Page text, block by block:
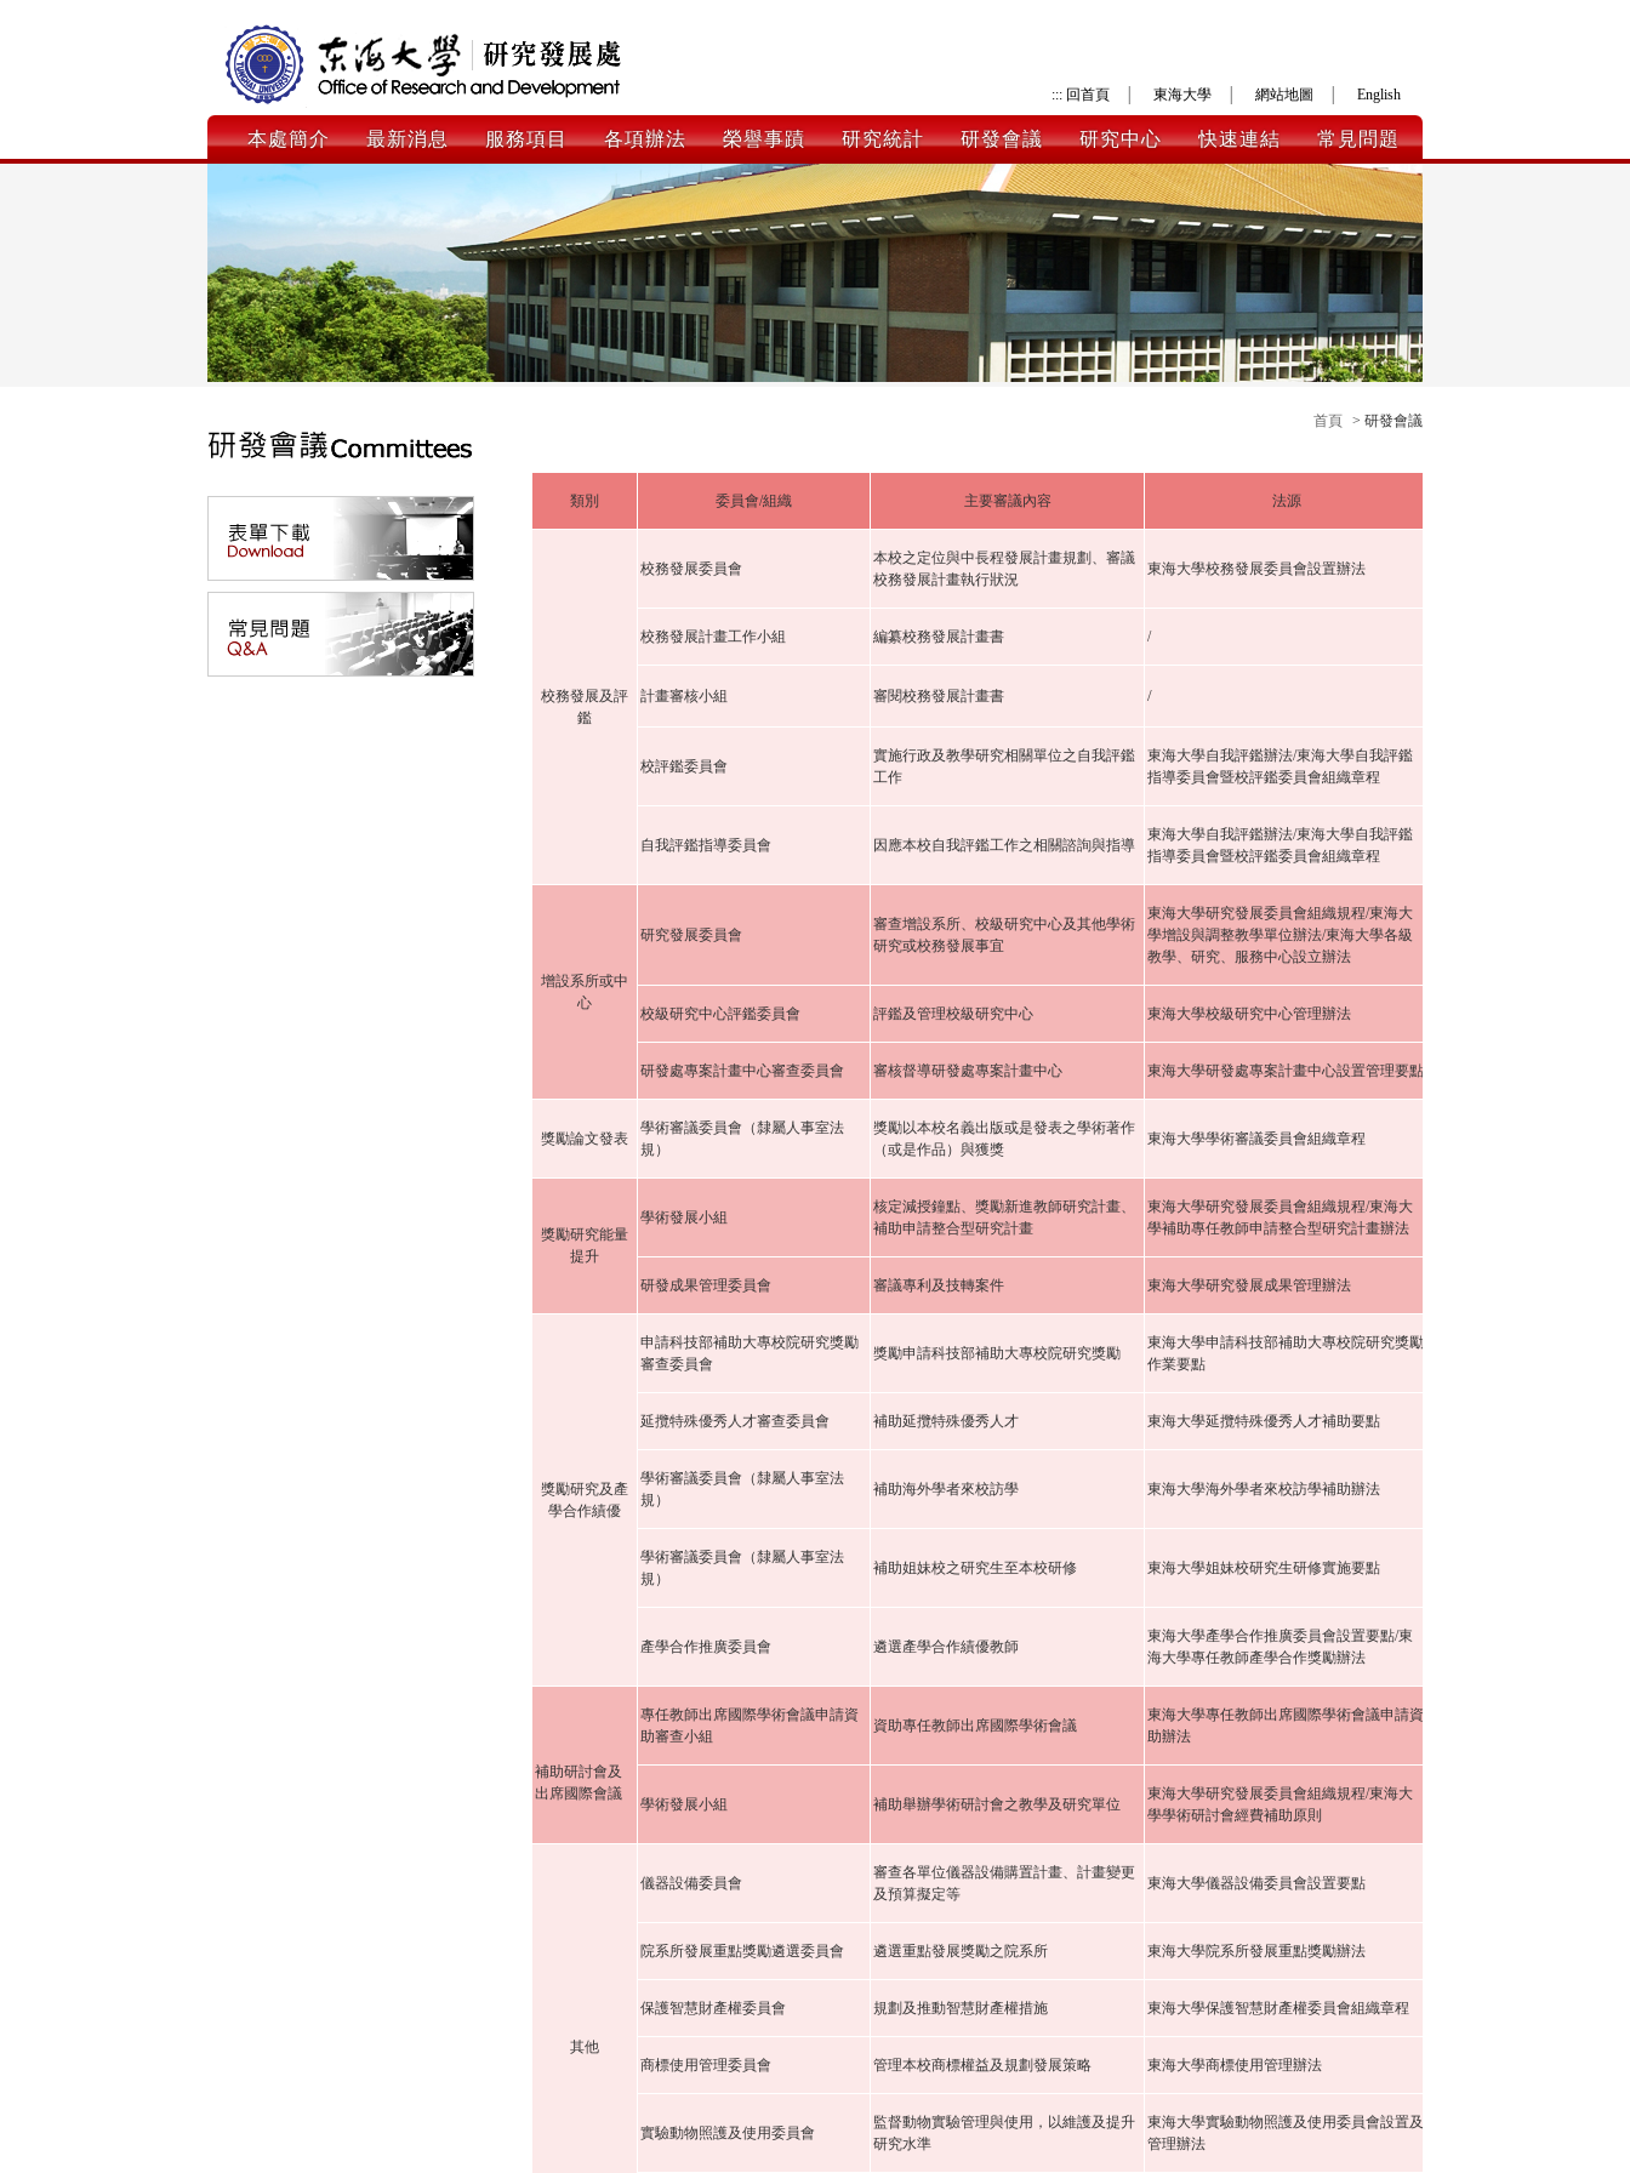
::: 回首頁 東海大學 網站地圖 English
本處簡介 最新消息 服務項目 各項辦法 榮譽事蹟 研究統計 研發會議 研究中心 快速連結 常見問題
首頁 > 研發會議
類別 委員會/組織 主要審議內容 法源
校務發展及評
鑑
校務發展委員會
本校之定位與中長程發展計畫規劃、審議
校務發展計畫執行狀況
東海大學校務發展委員會設置辦法
校務發展計畫工作小組 編纂校務發展計畫書 /
計畫審核小組 審閱校務發展計畫書 /
校評鑑委員會
實施行政及教學研究相關單位之自我評鑑
工作
東海大學自我評鑑辦法/東海大學自我評鑑
指導委員會暨校評鑑委員會組織章程
自我評鑑指導委員會 因應本校自我評鑑工作之相關諮詢與指導
東海大學自我評鑑辦法/東海大學自我評鑑
指導委員會暨校評鑑委員會組織章程
增設系所或中
心
研究發展委員會
審查增設系所、校級研究中心及其他學術
研究或校務發展事宜
東海大學研究發展委員會組織規程/東海大
學增設與調整教學單位辦法/東海大學各級
教學、研究、服務中心設立辦法
校級研究中心評鑑委員會 評鑑及管理校級研究中心 東海大學校級研究中心管理辦法
研發處專案計畫中心審查委員會 審核督導研發處專案計畫中心 東海大學研發處專案計畫中心設置管理要點
獎勵論文發表
學術審議委員會（隸屬人事室法
規）
獎勵以本校名義出版或是發表之學術著作
（或是作品）與獲獎
東海大學學術審議委員會組織章程
獎勵研究能量
提升
學術發展小組
核定減授鐘點、獎勵新進教師研究計畫、
補助申請整合型研究計畫
東海大學研究發展委員會組織規程/東海大
學補助專任教師申請整合型研究計畫辦法
研發成果管理委員會 審議專利及技轉案件 東海大學研究發展成果管理辦法
獎勵研究及產
學合作績優
申請科技部補助大專校院研究獎勵
審查委員會
獎勵申請科技部補助大專校院研究獎勵
東海大學申請科技部補助大專校院研究獎勵
作業要點
延攬特殊優秀人才審查委員會 補助延攬特殊優秀人才 東海大學延攬特殊優秀人才補助要點
學術審議委員會（隸屬人事室法
規）
補助海外學者來校訪學 東海大學海外學者來校訪學補助辦法
學術審議委員會（隸屬人事室法
規）
補助姐妹校之研究生至本校研修 東海大學姐妹校研究生研修實施要點
產學合作推廣委員會 遴選產學合作績優教師
東海大學產學合作推廣委員會設置要點/東
海大學專任教師產學合作獎勵辦法
補助研討會及
出席國際會議
專任教師出席國際學術會議申請資
助審查小組
資助專任教師出席國際學術會議
東海大學專任教師出席國際學術會議申請資
助辦法
學術發展小組 補助舉辦學術研討會之教學及研究單位
東海大學研究發展委員會組織規程/東海大
學學術研討會經費補助原則
其他
儀器設備委員會
審查各單位儀器設備購置計畫、計畫變更
及預算擬定等
東海大學儀器設備委員會設置要點
院系所發展重點獎勵遴選委員會 遴選重點發展獎勵之院系所 東海大學院系所發展重點獎勵辦法
保護智慧財產權委員會 規劃及推動智慧財產權措施 東海大學保護智慧財產權委員會組織章程
商標使用管理委員會 管理本校商標權益及規劃發展策略 東海大學商標使用管理辦法
實驗動物照護及使用委員會
監督動物實驗管理與使用，以維護及提升
研究水準
東海大學實驗動物照護及使用委員會設置及
管理辦法